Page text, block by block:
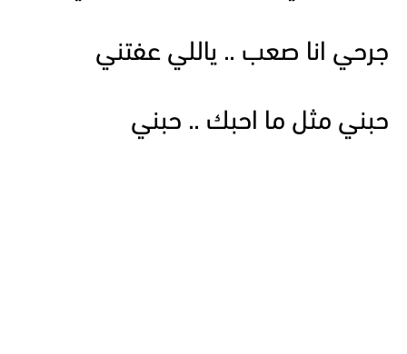
جرحي انا صعب .. ياللي عفتني
حبني مثل ما احبك .. حبني